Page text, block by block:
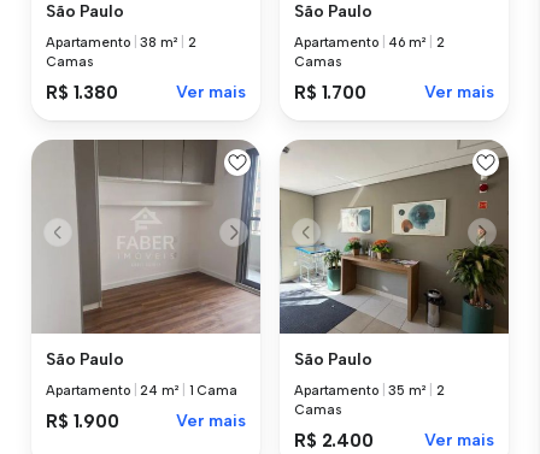
São Paulo
Apartamento |38 m²
2
Camas
R$ 1.380 Ver mais
São Paulo
Apartamento 46 m²
2
Camas
R$ 1.700 Ver mais
São Paulo
Apartamento |24 m² 1 Cama
R$ 1.900 Ver mais
São Paulo
Apartamento |35 m²
2
Camas
R$ 2.400 Ver mais